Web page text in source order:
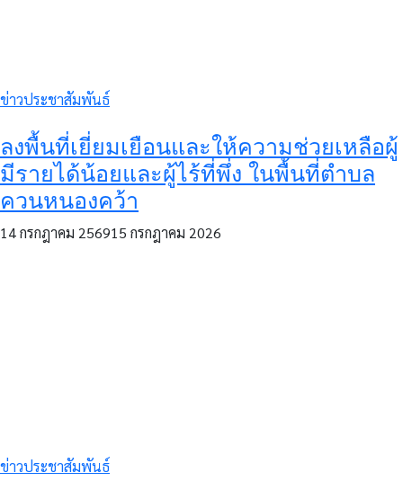
ข่าวประชาสัมพันธ์
ลงพื้นที่เยี่ยมเยือนและให้ความช่วยเหลือผู้
มีรายได้น้อยและผู้ไร้ที่พึ่ง ในพื้นที่ตำบล
ควนหนองคว้า
14 กรกฎาคม 256915 กรกฎาคม 2026
ข่าวประชาสัมพันธ์